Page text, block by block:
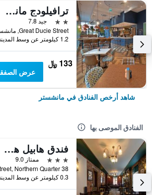
ترافيلودج مانشيستر سنترال أرينا
2 نجمتين
جيد 7.8
1.2 كيلومتر عن وسط المدينة
133 ﷼
عرض
شاهد أرخص الفنادق في مانشستر
الفنادق الموصى بها
فندق هابيل هايوود البوتيكي
3 نجوم
ممتاز 9.0
0.3 كيلومتر عن وسط المدينة